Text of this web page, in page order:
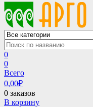
АРГО интернет магазин,
АРГО каталог каталог
0
0
Всего
0,00₽
0 заказов
В корзину